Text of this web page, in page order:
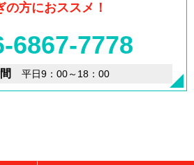
の方におススメ！
6867-7778
平日9：00～18：00